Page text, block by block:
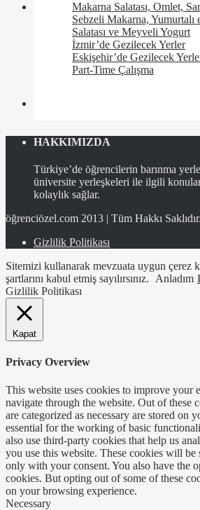
Makarna Salatası, Omlet,
Sebzeli Makarna,
Salatası ve Meyveli Yogurt
İzmir’de Gezilecek Yerler
Eskişehir’de Gezilecek
Part-Time Çalışma
HAKKIMIZDA
Türkiye’de öğrencilerin barınma
üniversite yerleşkeleri ile ilgili
kolaylık sağlar.
öğrenciözel.com 2013 | Tüm Hakkı
Gizlilik Politikası
Sitemizi kullanarak mevzuata uygun çerez
şartlarını kabul etmiş sayılırsınız.
Anladım
Gizlilik Politikası
Kapat
Privacy Overview
This website uses cookies to improve your
navigate through the website. Out of these
are categorized as necessary are stored on
essential for the working of basic
also use third-party cookies that help us
you use this website. These cookies will
only with your consent. You also have the
cookies. But opting out of some of these
on your browsing experience.
Necessary